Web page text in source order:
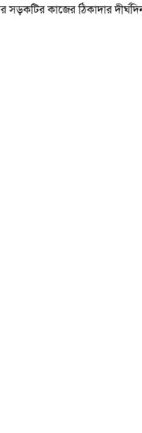
সড়কটির কাজের ঠিকাদার